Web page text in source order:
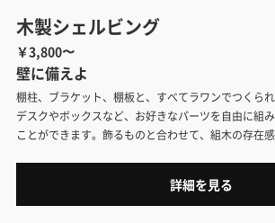
木製シェルビング
￥3,800〜
壁に備えよ
棚柱、ブラケット、棚板と、すべてラワンでつくられ
デスクやボックスなど、お好きなパーツを自由に組
ことができます。飾るものと合わせて、組木の存在
詳細を見る